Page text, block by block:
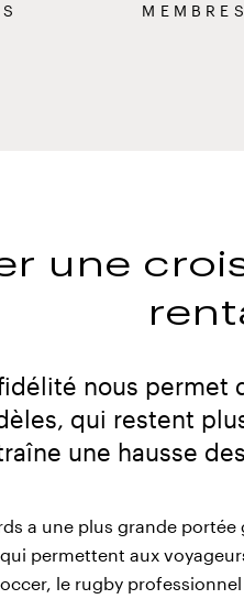
une
nous
qui restent
une hausse
a une plus grande
permettent aux
le rugby